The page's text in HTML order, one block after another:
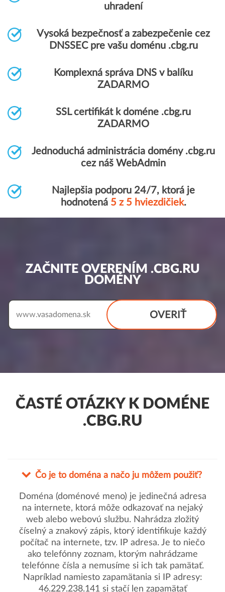
uhradení
Vysoká bezpečnosť a zabezpečenie cez
DNSSEC pre vašu doménu .cbg.ru
Komplexná správa DNS v balíku
ZADARMO
SSL certifikát k doméne .cbg.ru
ZADARMO
Jednoduchá administrácia domény .cbg.ru
cez náš WebAdmin
Najlepšia podporu 24/7, ktorá je
hodnotená 5 z 5 hviezdičiek.
ZAČNITE OVERENÍM .CBG.RU
DOMÉNY
OVERIŤ
www.
ČASTÉ OTÁZKY K DOMÉNE
.CBG.RU
Čo je to doména a načo ju môžem použiť?
Doména (doménové meno) je jedinečná adresa
na internete, ktorá môže odkazovať na nejaký
web alebo webovú službu. Nahrádza zložitý
číselný a znakový zápis, ktorý identifikuje každý
počítač na internete, tzv. IP adresa. Je to niečo
ako telefónny zoznam, ktorým nahrádzame
telefónne čísla a nemusíme si ich tak pamätať.
Napríklad namiesto zapamätania si IP adresy:
46.229.238.141 si stačí len zapamätať